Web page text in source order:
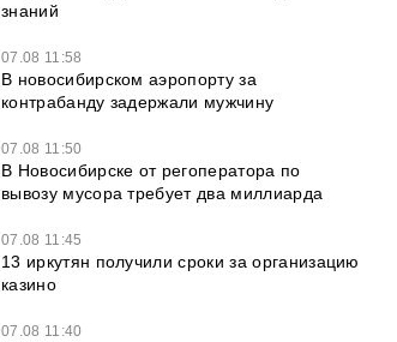
знаний
07.08 11:58
В новосибирском аэропорту за
контрабанду задержали мужчину
07.08 11:50
В Новосибирске от регоператора по
вывозу мусора требует два миллиарда
07.08 11:45
13 иркутян получили сроки за организацию
казино
07.08 11:40